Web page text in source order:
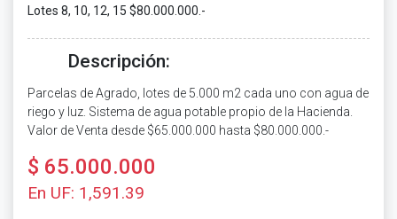
Lotes 8, 10, 12, 15 $80.000.000.-
Descripción:
Parcelas de Agrado, lotes de 5.000 m2 cada uno con agua de
riego y luz. Sistema de agua potable propio de la Hacienda.
Valor de Venta desde $65.000.000 hasta $80.000.000.-
$ 65.000.000
En UF: 1,591.39